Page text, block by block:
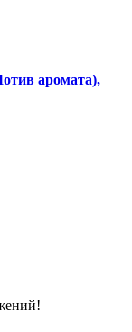
аромата),